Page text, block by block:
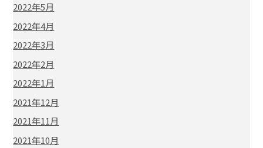
2022年5月
2022年4月
2022年3月
2022年2月
2022年1月
2021年12月
2021年11月
2021年10月